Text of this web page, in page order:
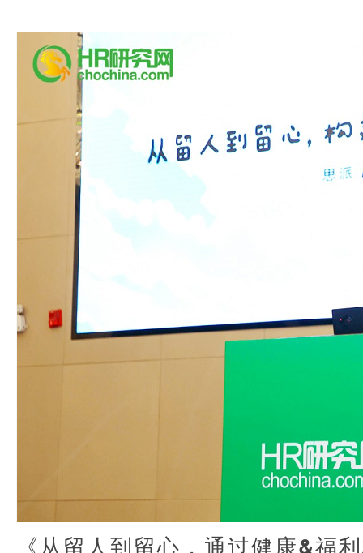
《从留人到留心，通过健康&福